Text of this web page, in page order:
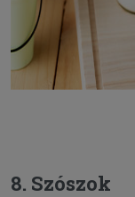
8. Szószok